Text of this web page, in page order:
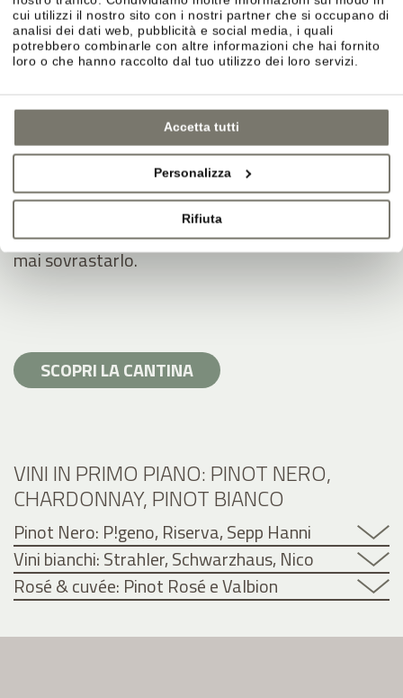
cui utilizzi il nostro sito con i nostri partner che si occupano di
analisi dei dati web, pubblicità e social media, i quali
potrebbero combinarle con altre informazioni che hai fornito
loro o che hanno raccolto dal tuo utilizzo dei loro servizi.
Accetta tutti
Personalizza
Rifiuta
accompagnato con precisione. Anno dopo anno,
sempre nuovo.
Materiali naturali per creare quiete.
Argilla, terra, pavimenti aperti, intonaci a base di
calce e argilla. Un clima che rimane stabile.
Affinamento in botti di rovere.
Il legno come strumento: sostiene il vino, senza
mai sovrastarlo.
SCOPRI LA CANTINA
VINI IN PRIMO PIANO: PINOT NERO,
CHARDONNAY, PINOT BIANCO
Pinot Nero: P!geno, Riserva, Sepp Hanni
Vini bianchi: Strahler, Schwarzhaus, Nico
Rosé & cuvée: Pinot Rosé e Valbion